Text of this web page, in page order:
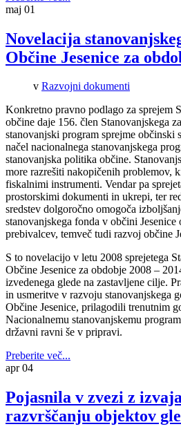
maj 01
Novelacija
Občine Jesenice za
v Razvojni dokumenti
Konkretno pravno podlago za sprejem
občine daje 156. člen Stanovanjskega
stanovanjski program sprejme občinski
načel nacionalnega stanovanjskega
stanovanjska politika občine.
more razrešiti nakopičenih problemov,
fiskalnimi instrumenti. Vendar pa
prostorskimi dokumenti in ukrepi, ter
sredstev dolgoročno omogoča
stanovanjskega fonda v občini
prebivalcev, temveč tudi razvoj občine
S to novelacijo v letu 2008 sprejetega
Občine Jesenice za obdobje 2008 –
izvedenega glede na zastavljene cilje.
in usmeritve v razvoju stanovanjskega
Občine Jesenice, prilagodili trenutnim
Nacionalnemu stanovanjskemu
državni ravni še v pripravi.
Preberite več...
apr04
Pojasnila v zvezi z
razvrščanju objektov